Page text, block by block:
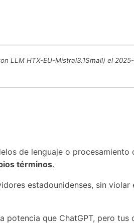
LLM HTX-EU-Mistral3.1Small) el 2025-
de lenguaje o
términos.
estadounidenses, sin violar
que ChatGPT, pero tus